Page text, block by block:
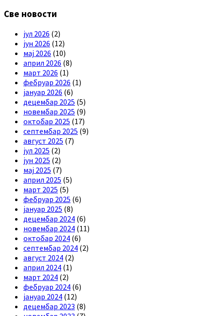
Све новости
јул 2026 (2)
јун 2026 (12)
мај 2026 (10)
април 2026 (8)
март 2026 (1)
фебруар 2026 (1)
јануар 2026 (6)
децембар 2025 (5)
новембар 2025 (9)
октобар 2025 (17)
септембар 2025 (9)
август 2025 (7)
јул 2025 (2)
јун 2025 (2)
мај 2025 (7)
април 2025 (5)
март 2025 (5)
фебруар 2025 (6)
јануар 2025 (8)
децембар 2024 (6)
новембар 2024 (11)
октобар 2024 (6)
септембар 2024 (2)
август 2024 (2)
април 2024 (1)
март 2024 (2)
фебруар 2024 (6)
јануар 2024 (12)
децембар 2023 (8)